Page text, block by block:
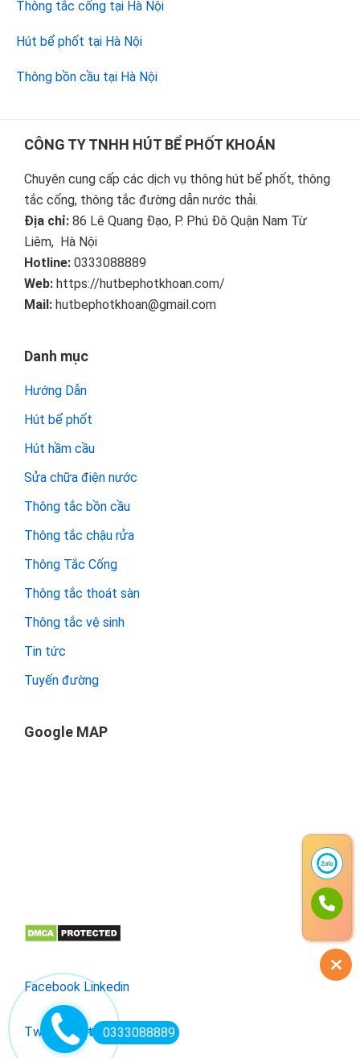
Thông tắc cống tại Hà Nội
Hút bể phốt tại Hà Nội
Thông bồn cầu tại Hà Nội
Footer
CÔNG TY TNHH HÚT BỂ PHỐT KHOÁN
Chuyên cung cấp các dịch vụ thông hút bể phốt, thông
tắc cống, thông tắc đường dẫn nước thải.
Địa chỉ: 86 Lê Quang Đạo, P. Phú Đô Quận Nam Từ
Liêm, Hà Nội
Hotline: 0333088889
Web: https://hutbephotkhoan.com/
Mail: hutbephotkhoan@gmail.com
Danh mục
Hướng Dẫn
Hút bể phốt
Hút hầm cầu
Sửa chữa điện nước
Thông tắc bồn cầu
Thông tắc chậu rửa
Thông Tắc Cống
Thông tắc thoát sàn
Thông tắc vệ sinh
Tin tức
Tuyến đường
Google MAP
Facebook Linkedin
Twitter Instagram0333088889